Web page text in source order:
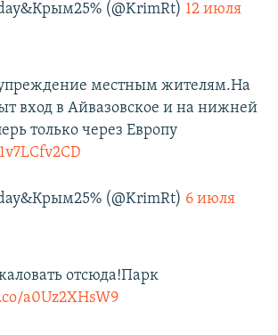
(@KrimRt) 12 июля
местным жителям.На
вход в Айвазовское и на нижней
только через Европу
(@KrimRt) 6 июля
отсюда!Парк
a0Uz2XHsW9